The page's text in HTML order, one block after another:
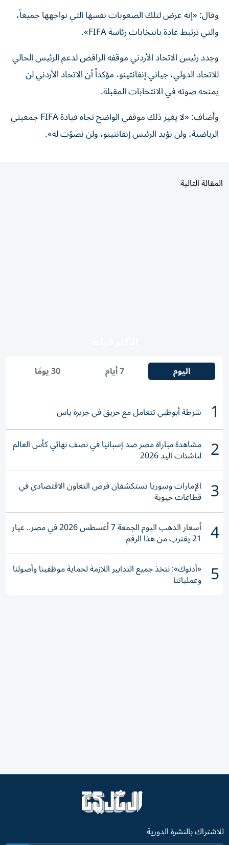
وقال: «إنه عرض لتلك الصعوبات نفسها التي نواجهها جميعاً،
والتي ترتبط عادة بانتخابات رئاسة FIFA».
وجدد رئيس الاتحاد الأردني موقفه الرافض لدعم الرئيس الحالي
للاتحاد الدولي، جياني إنفانتينو، مؤكداً أن الاتحاد الأردني لن
يمنحه صوته في الانتخابات المقبلة.
وأضاف: «لا يغير ذلك موقفي الواضح تجاه قيادة FIFA جمعيتي
الرياضية، ولن نؤيد الرئيس إنفانتينو، ولن نصوّت له».
المقالة التالية
اليوم 7 أيام 30 يومًا
1 شرطة أبوظبي تتعامل مع حريق في جزيرة ياس
2 مشاهدة مباراة مصر ضد إسبانيا في نصف نهائي كأس العالم
لناشئات اليد 2026
3 الإمارات وسوريا تستكشفان فرص التعاون الاقتصادي في
قطاعات حيوية
4 أسعار الذهب اليوم الجمعة 7 أغسطس 2026 في مصر.. عيار
21 يقترب من هذا الرقم
5 «أدنوك»: نتخذ جميع التدابير اللازمة لحماية موظفينا وأصولنا
وعملياتنا
للاشتراك بالنشرة الدورية